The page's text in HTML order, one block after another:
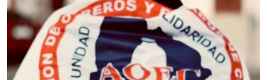
Imagen